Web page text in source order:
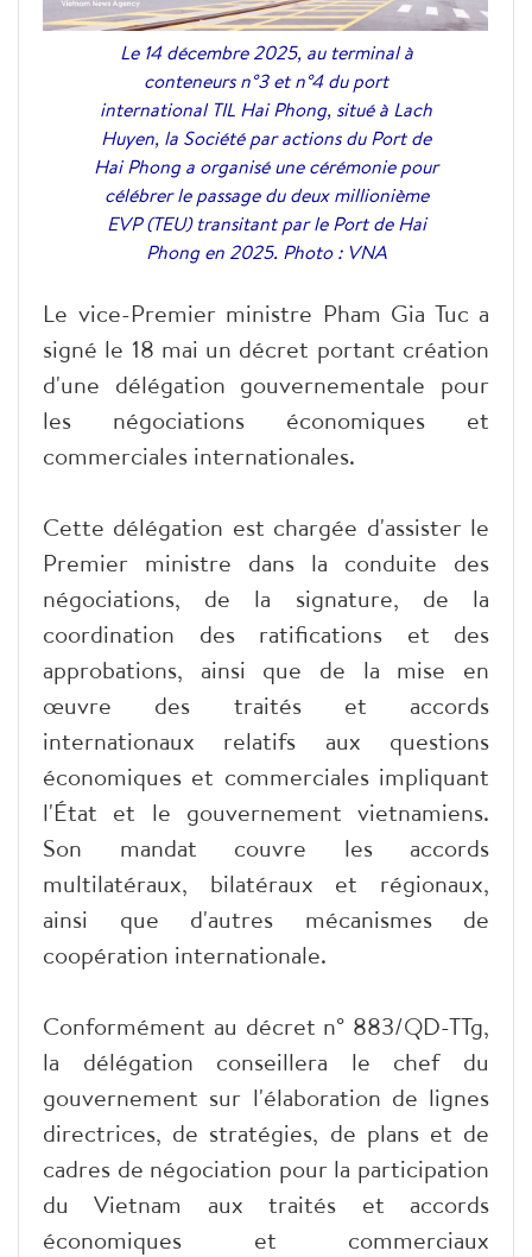
Le 14 décembre 2025, au terminal à
conteneurs n°3 et n°4 du port
international TIL Hai Phong, situé à Lach
Huyen, la Société par actions du Port de
Hai Phong a organisé une cérémonie pour
célébrer le passage du deux millionième
EVP (TEU) transitant par le Port de Hai
Phong en 2025. Photo : VNA
Le vice-Premier ministre Pham Gia Tuc a
signé le 18 mai un décret portant création
d'une délégation gouvernementale pour
les négociations économiques et
commerciales internationales.
Cette délégation est chargée d'assister le
Premier ministre dans la conduite des
négociations, de la signature, de la
coordination des ratifications et des
approbations, ainsi que de la mise en
œuvre des traités et accords
internationaux relatifs aux questions
économiques et commerciales impliquant
l'État et le gouvernement vietnamiens.
Son mandat couvre les accords
multilatéraux, bilatéraux et régionaux,
ainsi que d'autres mécanismes de
coopération internationale.
Conformément au décret n° 883/QD-TTg,
la délégation conseillera le chef du
gouvernement sur l'élaboration de lignes
directrices, de stratégies, de plans et de
cadres de négociation pour la participation
du Vietnam aux traités et accords
économiques et commerciaux